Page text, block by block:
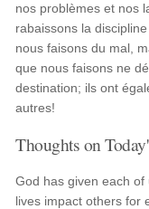
nos problèmes et nos
rabaissons la
nous faisons du mal,
que nous faisons ne
destination; ils ont
autres!
Thoughts on
God has given each
lives impact others for